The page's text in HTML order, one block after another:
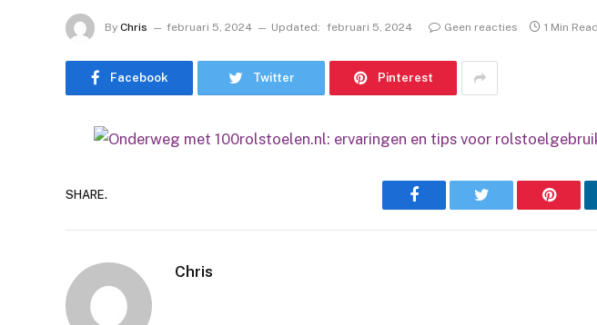
By Chris februari 5, 2024 Updated: februari 5, 2024 Geen reacties 1 Min Read
Facebook Twitter Pinterest
SHARE. Facebook Twitter
Chris